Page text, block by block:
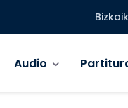
Audio